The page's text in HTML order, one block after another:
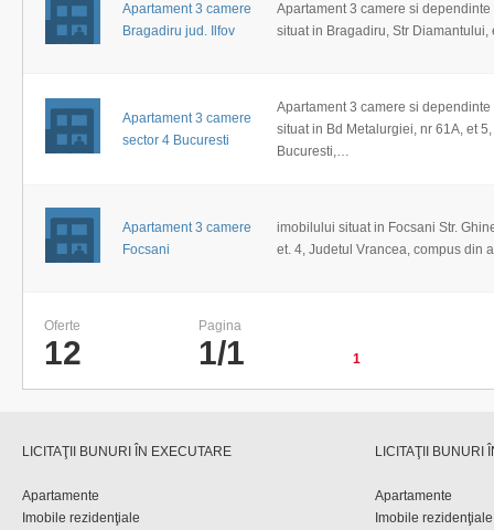
Apartament 3 camere
Bragadiru jud. Ilfov
Apartament 3 camere si
situat in Bragadiru, Str
Apartament 3 camere
sector 4 Bucuresti
Apartament 3 camere si dependinte
situat in Bd Metalurgiei, nr 61A, et
Bucuresti,…
Apartament 3 camere
Focsani
imobilului situat in Focsani Str.
et. 4, Judetul Vrancea, compus din
Oferte
12
Pagina
1/1 1
LICITAŢII BUNURI ÎN EXECUTARE
Apartamente
Imobile rezidenţiale
LICITAŢII BUNURI
Apartamente
Imobile rezidenţiale